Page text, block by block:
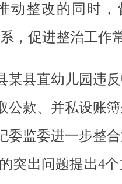
动整改的同时，
，促进整治工作
县直幼儿园违
款、并私设账
监委进一步整合
突出问题提出4